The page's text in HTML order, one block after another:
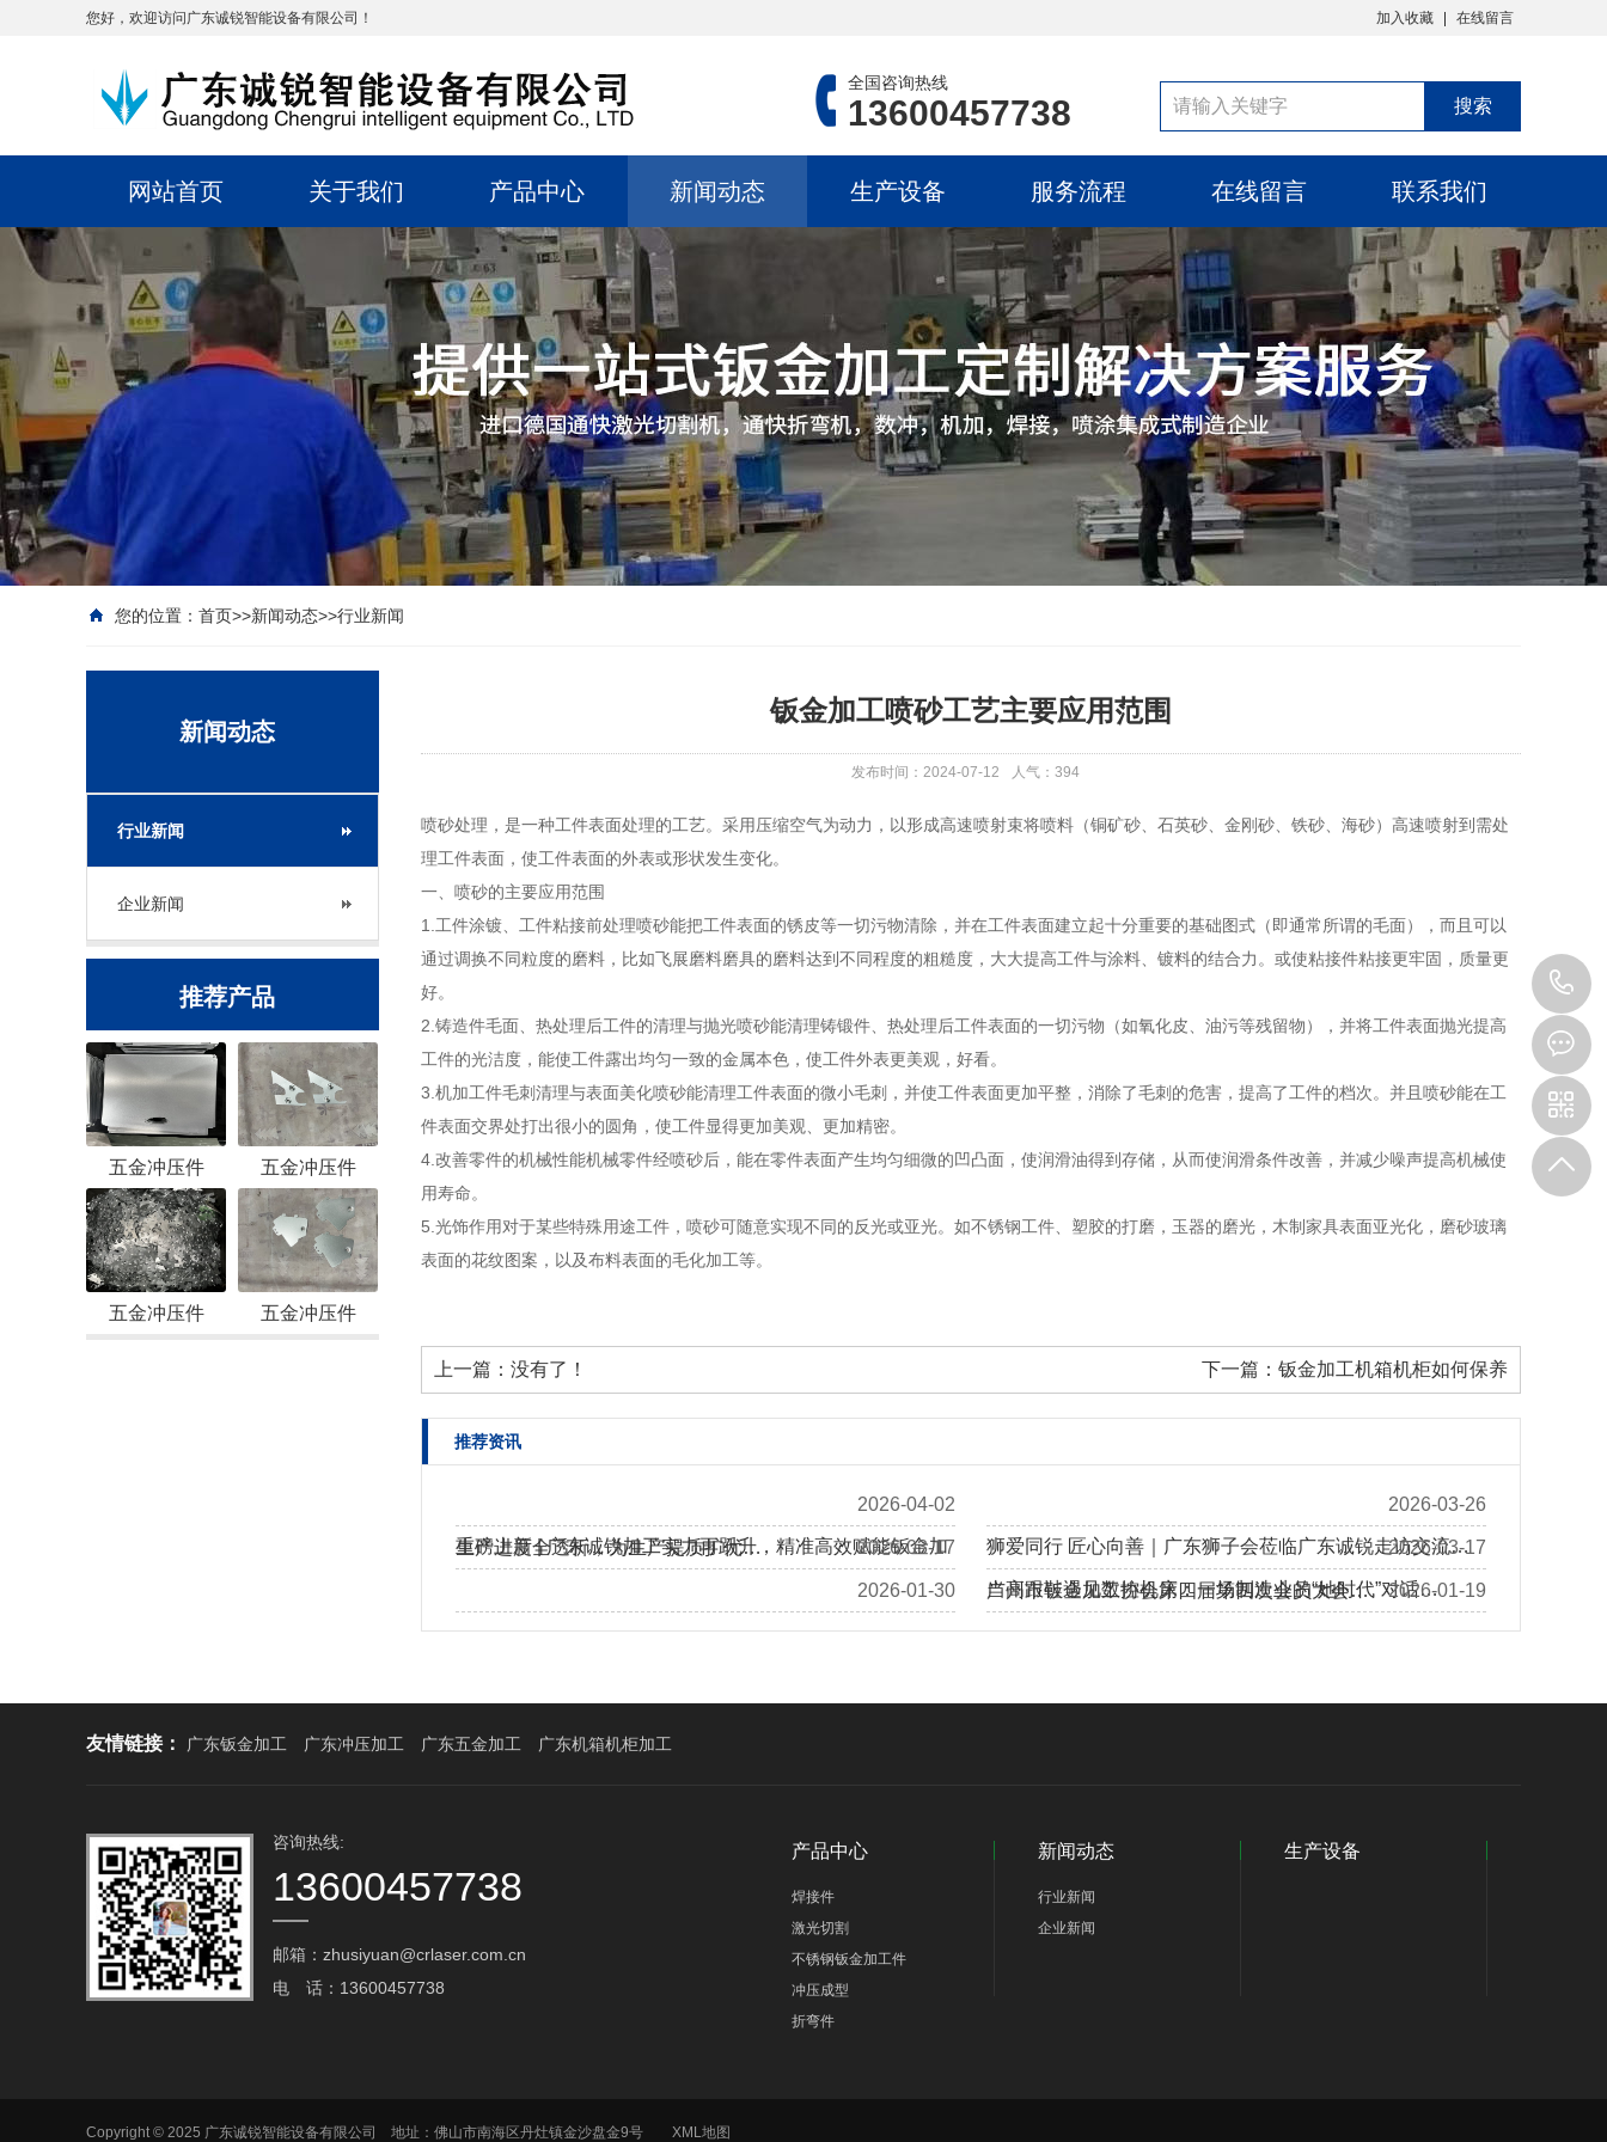
您好，欢迎访问广东诚锐智能设备有限公司！ 加入收藏 在线留言
全国咨询热线
13600457738
网站首页 关于我们 产品中心 新闻动态 生产设备 服务流程 在线留言 联系我们
您的位置： 首页>>新闻动态>>行业新闻
新闻动态
行业新闻
企业新闻
推荐产品
五金冲压件 五金冲压件
五金冲压件 五金冲压件
钣金加工喷砂工艺主要应用范围
发布时间：2024-07-12 人气： 394
喷砂处理，是一种工件表面处理的工艺。采用压缩空气为动力，以形成高速喷射束将喷料（铜矿砂、石英砂、金刚砂、铁砂、海砂）高速喷射到需处
理工件表面，使工件表面的外表或形状发生变化。
一、喷砂的主要应用范围
1.工件涂镀、工件粘接前处理喷砂能把工件表面的锈皮等一切污物清除，并在工件表面建立起十分重要的基础图式（即通常所谓的毛面），而且可以
通过调换不同粒度的磨料，比如飞展磨料磨具的磨料达到不同程度的粗糙度，大大提高工件与涂料、镀料的结合力。或使粘接件粘接更牢固，质量更
好。
2.铸造件毛面、热处理后工件的清理与抛光喷砂能清理铸锻件、热处理后工件表面的一切污物（如氧化皮、油污等残留物），并将工件表面抛光提高
工件的光洁度，能使工件露出均匀一致的金属本色，使工件外表更美观，好看。
3.机加工件毛刺清理与表面美化喷砂能清理工件表面的微小毛刺，并使工件表面更加平整，消除了毛刺的危害，提高了工件的档次。并且喷砂能在工
件表面交界处打出很小的圆角，使工件显得更加美观、更加精密。
4.改善零件的机械性能机械零件经喷砂后，能在零件表面产生均匀细微的凹凸面，使润滑油得到存储，从而使润滑条件改善，并减少噪声提高机械使
用寿命。
5.光饰作用对于某些特殊用途工件，喷砂可随意实现不同的反光或亚光。如不锈钢工件、塑胶的打磨，玉器的磨光，木制家具表面亚光化，磨砂玻璃
表面的花纹图案，以及布料表面的毛化加工等。
上一篇：没有了！ 下一篇： 钣金加工机箱机柜如何保养
推荐资讯
2026-04-02
重磅上新 | 广东诚锐加工实力再跃升，精准高效赋能钣金加
2026-03-26
狮爱同行 匠心向善｜广东狮子会莅临广东诚锐走访交流…
2026-03-17
生产进度全透析，为生产提质扩优… 2026-03-17
当高跟鞋遇见数控机床：一场制造业的“她时代”对话…
2026-01-30
热烈欢迎加拿大客户Eric、Alan莅临我司工厂回访考察…
2026-01-19
广州市钣金加工协会第四届第四次会员大会…
友情链接： 广东钣金加工 广东冲压加工 广东五金加工 广东机箱机柜加工
咨询热线:
13600457738
邮箱：zhusiyuan@crlaser.com.cn‬
电 话：13600457738
产品中心
焊接件
激光切割
不锈钢钣金加工件
冲压成型
折弯件
新闻动态
行业新闻
企业新闻
生产设备
Copyright © 2025 广东诚锐智能设备有限公司 地址：佛山市南海区丹灶镇金沙盘金9号 XML地图